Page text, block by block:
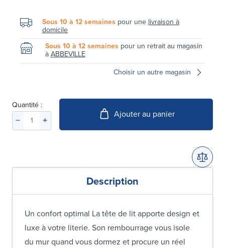
Sous 10 à 12 semaines pour une livraison à
domicile
Sous 10 à 12 semaines pour un retrait au magasin
àABBEVILLE
Choisir un autre magasin
Quantité :
Ajouter au panier
Description
Un confort optimal La tête de lit apporte design et
luxe à votre literie. Son rembourrage vous isole
du mur quand vous dormez et procure un réel